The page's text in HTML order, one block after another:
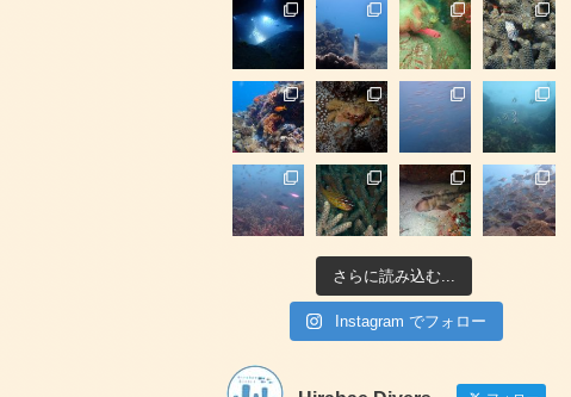
さらに読み込む...
Instagram でフォロー